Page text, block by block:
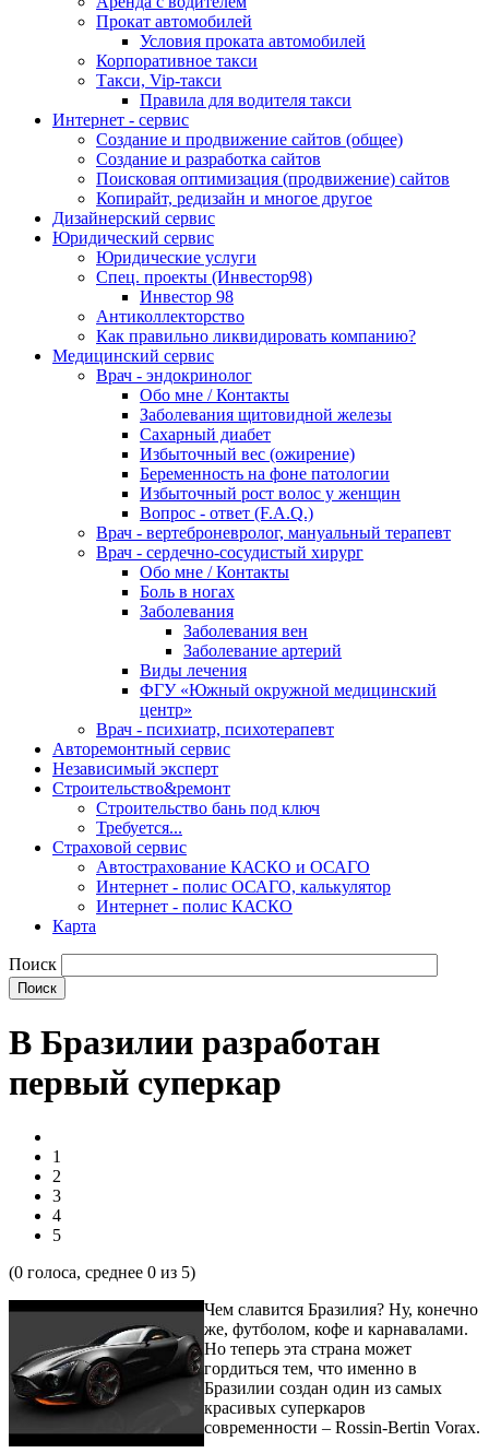
Прокат автомобилей
Условия проката автомобилей
Корпоративное такси
Такси, Vip-такси
Правила для водителя такси
Интернет - сервис
Создание и продвижение сайтов (общее)
Создание и разработка сайтов
Поисковая оптимизация (продвижение) сайтов
Копирайт, редизайн и многое другое
Дизайнерский сервис
Юридический сервис
Юридические услуги
Спец. проекты (Инвестор98)
Инвестор 98
Антиколлекторство
Как правильно ликвидировать компанию?
Медицинский сервис
Врач - эндокринолог
Обо мне / Контакты
Заболевания щитовидной железы
Сахарный диабет
Избыточный вес (ожирение)
Беременность на фоне патологии
Избыточный рост волос у женщин
Вопрос - ответ (F.A.Q.)
Врач - вертеброневролог, мануальный терапевт
Врач - сердечно-сосудистый хирург
Обо мне / Контакты
Боль в ногах
Заболевания
Заболевания вен
Заболевание артерий
Виды лечения
ФГУ «Южный окружной медицинский
центр»
Врач - психиатр, психотерапевт
Авторемонтный сервис
Независимый эксперт
Строительство&ремонт
Строительство бань под ключ
Требуется...
Страховой сервис
Автострахование КАСКО и ОСАГО
Интернет - полис ОСАГО, калькулятор
Интернет - полис КАСКО
Карта
Поиск
В Бразилии разработан
первый суперкар
1
2
3
4
5
(0 голоса, среднее 0 из 5)
Чем славится Бразилия? Ну, конечно
же, футболом, кофе и карнавалами.
Но теперь эта страна может
гордиться тем, что именно в
Бразилии создан один из самых
красивых суперкаров
современности – Rossin-Bertin Vorax.